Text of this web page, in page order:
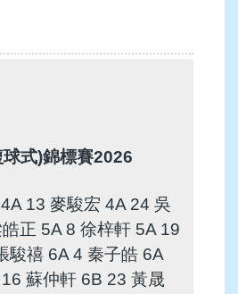
式)錦標賽2026
13 麥駿宏 4A 24 吳
正 5A 8 徐梓軒 5A 19
駿禧 6A 4 秦子皓 6A
蘇仲軒 6B 23 黃晟